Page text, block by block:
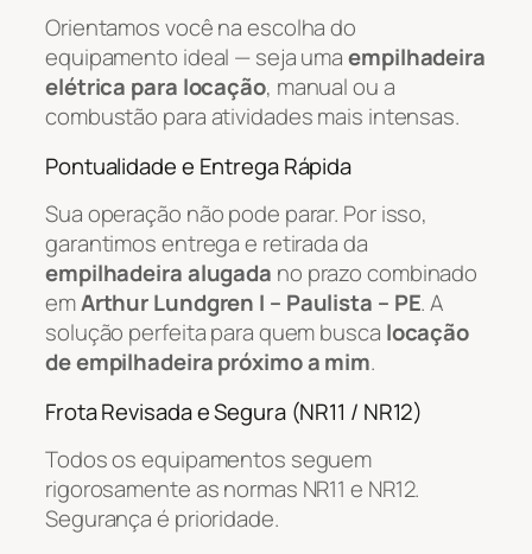
Orientamos você na escolha do
equipamento ideal — seja umaempilhadeira
elétrica para locação, manual ou a
combustão para atividades mais intensas.
Pontualidade e Entrega Rápida
Sua operação não pode parar. Por isso,
garantimos entrega e retirada da
empilhadeira alugada no prazo combinado
emArthur Lundgren I – Paulista – PE. A
solução perfeita para quem busca locação
de empilhadeira próximo a mim.
Frota Revisada e Segura (NR11 / NR12)
Todos os equipamentos seguem
rigorosamente as normas NR11 e NR12.
Segurança é prioridade.